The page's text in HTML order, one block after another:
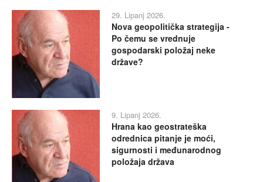
29. Lipanj 2026.
Nova geopolitička strategija -
Po čemu se vrednuje
gospodarski položaj neke
države?
9. Lipanj 2026.
Hrana kao geostrateška
odrednica pitanje je moći,
sigurnosti i međunarodnog
položaja država